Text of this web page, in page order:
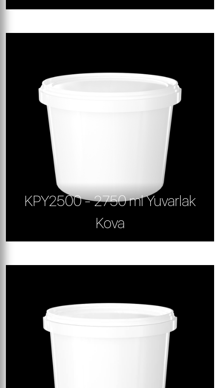
KPY2500 - 2750 ml Yuvarlak
Kova